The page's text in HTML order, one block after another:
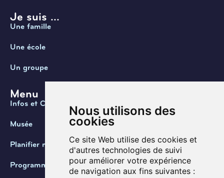
Nous utilisons des
cookies
Ce site Web utilise des cookies et
d'autres technologies de suivi
pour améliorer votre expérience
de navigation aux fins suivantes :
Je suis ...
Une famille
Une école
Un groupe
Menu
Infos et Contact
Musée
Planifier ma visite
Programmation